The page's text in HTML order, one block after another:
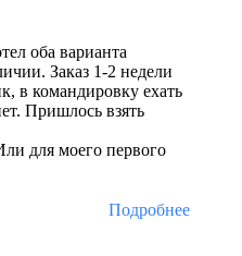
оба варианта
Заказ 1-2 недели
в командировку ехать
Пришлось взять
для моего первого
Подробнее